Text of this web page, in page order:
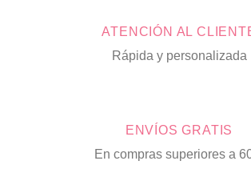
ATENCIÓN AL
Rápida y personalizada
ENVÍOS GRATIS
En compras superiores a